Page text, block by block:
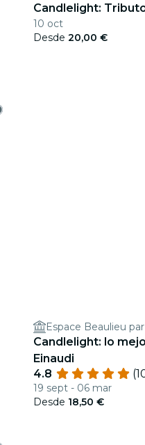
Candlelight:
10 oct
Desde 20,00 €
Espace Beaulieu
Candlelight: lo
Einaudi
4.8
19 sept - 06 mar
Desde 18,50 €